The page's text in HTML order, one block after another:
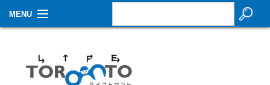
MENU
生活情報